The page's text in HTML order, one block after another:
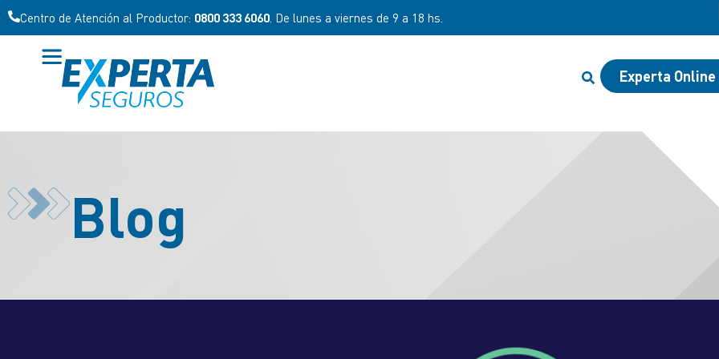
Centro de Atención al Productor: 0800 333 6060 . De lunes a viernes de 9 a 18 hs.
Experta Online
Blog